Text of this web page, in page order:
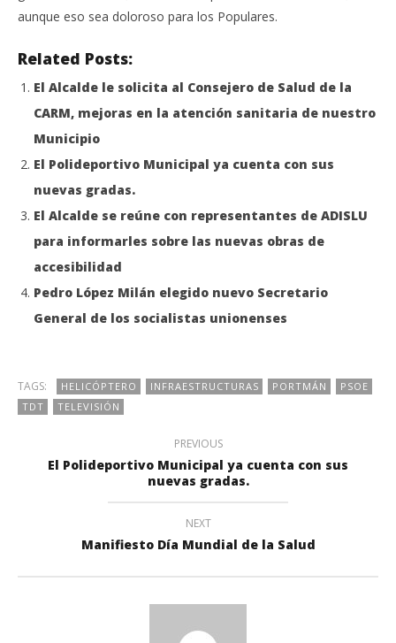
aunque eso sea doloroso para los Populares.
Related Posts:
El Alcalde le solicita al Consejero de Salud de la
CARM, mejoras en la atención sanitaria de nuestro
Municipio
El Polideportivo Municipal ya cuenta con sus
nuevas gradas.
El Alcalde se reúne con representantes de ADISLU
para informarles sobre las nuevas obras de
accesibilidad
Pedro López Milán elegido nuevo Secretario
General de los socialistas unionenses
TAGS: HELICÓPTERO INFRAESTRUCTURAS PORTMÁN
PSOE
TDT
TELEVISIÓN
PREVIOUS
El Polideportivo Municipal ya cuenta con sus
nuevas gradas.
NEXT
Manifiesto Día Mundial de la Salud